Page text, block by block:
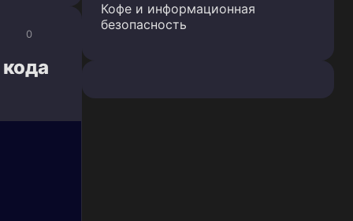
0
Кофе и информационная
безопасность